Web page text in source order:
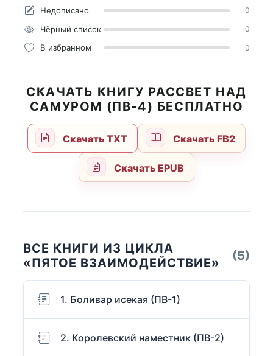
Недописано 0
Чёрный список 0
В избранном 0
СКАЧАТЬ КНИГУ РАССВЕТ НАД
САМУРОМ (ПВ-4) БЕСПЛАТНО
Скачать TXT Скачать FB2
Скачать EPUB
ВСЕ КНИГИ ИЗ ЦИКЛА
«ПЯТОЕ ВЗАИМОДЕЙСТВИЕ»
(5)
1. Боливар исекая (ПВ-1)
2. Королевский наместник (ПВ-2)